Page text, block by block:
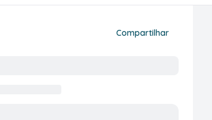
Compartilhar